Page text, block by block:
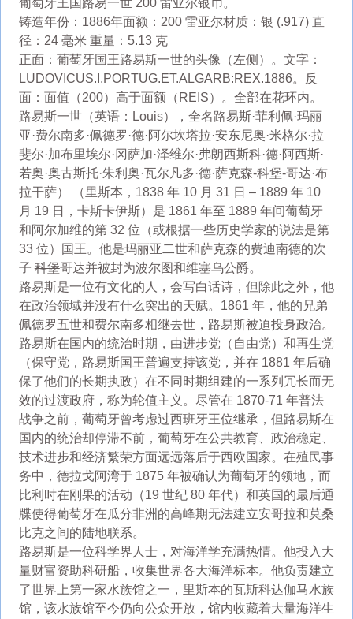
铸造年份：1886年面额：200 雷亚尔材质：银 (.917) 直
径：24 毫米 重量：5.13 克
正面：葡萄牙国王路易斯一世的头像（左侧）。文字：
LUDOVICUS.I.PORTUG.ET.ALGARB:REX.1886。反
面：面值（200）高于面额（REIS）。全部在花环内。
路易斯一世（英语：Louis），全名路易斯·菲利佩·玛丽
亚·费尔南多·佩德罗·德·阿尔坎塔拉·安东尼奥·米格尔·拉
斐尔·加布里埃尔·冈萨加·泽维尔·弗朗西斯科·德·阿西斯·
若奥·奥古斯托·朱利奥·瓦尔凡多·德·萨克森-科堡-哥达·布
拉干萨） （里斯本，1838 年 10 月 31 日 – 1889 年 10
月 19 日，卡斯卡伊斯）是 1861 年至 1889 年间葡萄牙
和阿尔加维的第 32 位（或根据一些历史学家的说法是第
33 位）国王。他是玛丽亚二世和萨克森的费迪南德的次
子科堡哥达并被封为波尔图和维塞乌公爵。
路易斯是一位有文化的人，会写白话诗，但除此之外，他
在政治领域并没有什么突出的天赋。1861 年，他的兄弟
佩德罗五世和费尔南多相继去世，路易斯被迫投身政治。
路易斯在国内的统治时期，由进步党（自由党）和再生党
（保守党，路易斯国王普遍支持该党，并在 1881 年后确
保了他们的长期执政）在不同时期组建的一系列冗长而无
效的过渡政府，称为轮值主义。尽管在 1870-71 年普法
战争之前，葡萄牙曾考虑过西班牙王位继承，但路易斯在
国内的统治却停滞不前，葡萄牙在公共教育、政治稳定、
技术进步和经济繁荣方面远远落后于西欧国家。在殖民事
务中，德拉戈阿湾于 1875 年被确认为葡萄牙的领地，而
比利时在刚果的活动（19 世纪 80 年代）和英国的最后通
牒使得葡萄牙在瓜分非洲的高峰期无法建立安哥拉和莫桑
比克之间的陆地联系。
路易斯是一位科学界人士，对海洋学充满热情。他投入大
量财富资助科研船，收集世界各大海洋标本。他负责建立
了世界上第一家水族馆之一，里斯本的瓦斯科达伽马水族
馆，该水族馆至今仍向公众开放，馆内收藏着大量海洋生